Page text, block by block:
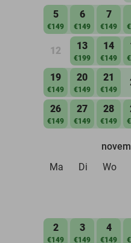
5
€149
6
€149
7
€149
12 13
€199
14
€149
19
€149
20
€149
21
€149
26
€149
27
€149
28
€149
Ma
Di Wo
2
€149
3
€149
4
€149